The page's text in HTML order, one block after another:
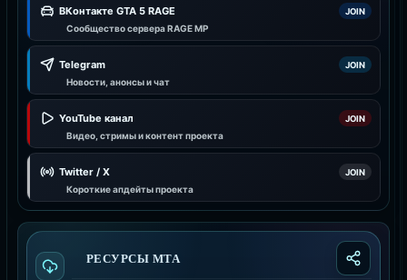
ВКонтакте GTA 5 RAGE JOIN
Сообщество сервера RAGE MP
Telegram JOIN
Новости, анонсы и чат
YouTube канал JOIN
Видео, стримы и контент проекта
Twitter / X JOIN
Короткие апдейты проекта
РЕСУРСЫ МТА